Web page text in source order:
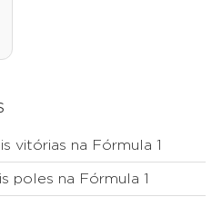
vitórias na Fórmula 1
poles na Fórmula 1